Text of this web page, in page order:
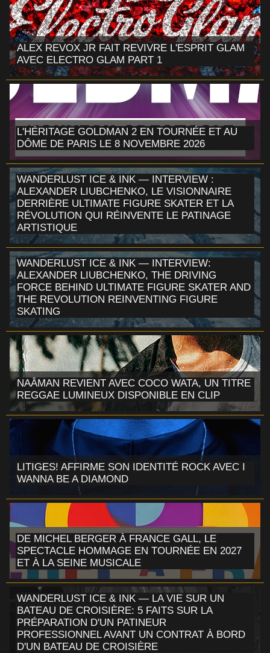
ALEX REVOX JR FAIT REVIVRE L'ESPRIT GLAM
AVEC ELECTRO GLAM PART 1
L'HÉRITAGE GOLDMAN 2 EN TOURNÉE ET AU
DÔME DE PARIS LE 8 NOVEMBRE 2026
WANDERLUST ICE & INK — INTERVIEW :
ALEXANDER LIUBCHENKO, LE VISIONNAIRE
DERRIÈRE ULTIMATE FIGURE SKATER ET LA
RÉVOLUTION QUI RÉINVENTE LE PATINAGE
ARTISTIQUE
WANDERLUST ICE & INK — INTERVIEW:
ALEXANDER LIUBCHENKO, THE DRIVING
FORCE BEHIND ULTIMATE FIGURE SKATER AND
THE REVOLUTION REINVENTING FIGURE
SKATING
NAÂMAN REVIENT AVEC COCO WATA, UN TITRE
REGGAE LUMINEUX DISPONIBLE EN CLIP
LITIGES! AFFIRME SON IDENTITÉ ROCK AVEC I
WANNA BE A DIAMOND
DE MICHEL BERGER À FRANCE GALL, LE
SPECTACLE HOMMAGE EN TOURNÉE EN 2027
ET À LA SEINE MUSICALE
WANDERLUST ICE & INK — LA VIE SUR UN
BATEAU DE CROISIÈRE: 5 FAITS SUR LA
PRÉPARATION D'UN PATINEUR
PROFESSIONNEL AVANT UN CONTRAT À BORD
D'UN BATEAU DE CROISIÈRE